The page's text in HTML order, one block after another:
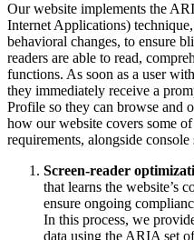
Our website implements the
Internet Applications)
behavioral changes, to ensure
readers are able to read,
functions. As soon as a user
they immediately receive a
Profile so they can browse and
how our website covers some
requirements, alongside
Screen-reader
that learns the website’s
ensure ongoing
In this process, we
data using the ARIA set